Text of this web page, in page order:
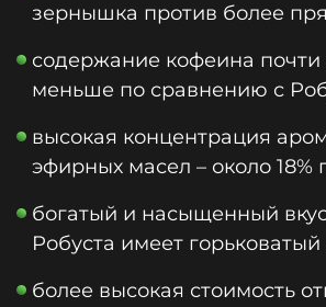
зернышка против более
содержание кофеина почти
меньше по сравнению с
высокая концентрация
эфирных масел – около 18%
богатый и насыщенный
Робуста имеет горьковатый
более высокая стоимость